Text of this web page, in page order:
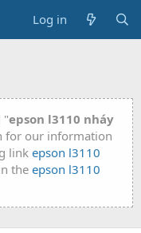
Log in
"epson l3110 nháy
for our information
link epson l3110
theepson l3110